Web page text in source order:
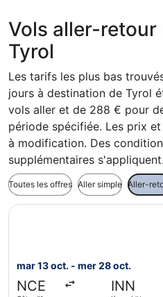
Vols aller-retour
Tyrol
Les tarifs les plus bas
jours à destination de Tyrol
vols aller et de 288 € pour
période spécifiée. Les prix
à modification. Des
supplémentaires s'appliquent.
Toutes les offres Aller simple Aller-
mar 13 oct. - mer 28 oct.
NCE INN
Sélectionner le vol